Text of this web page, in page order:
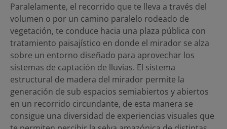
Paralelamente, el recorrido que te lleva a través del
volumen o por un camino paralelo rodeado de
vegetación, te conduce hacia una plaza pública con
tratamiento paisajístico en donde el mirador se alza
sobre un entorno diseñado para aprovechar los
sistemas de captación de lluvias. El sistema
estructural de madera del mirador permite la
generación de sub espacios semiabiertos y abiertos
en un recorrido circundante, de esta manera se
consigue una diversidad de experiencias visuales que